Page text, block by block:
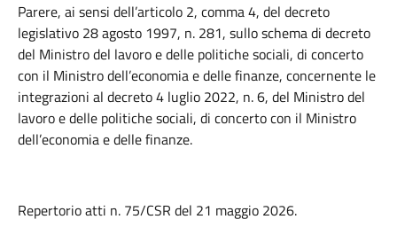
Parere, ai sensi dell’articolo 2, comma 4, del decreto
legislativo 28 agosto 1997, n. 281, sullo schema di decreto
del Ministro del lavoro e delle politiche sociali, di concerto
con il Ministro dell’economia e delle finanze, concernente le
integrazioni al decreto 4 luglio 2022, n. 6, del Ministro del
lavoro e delle politiche sociali, di concerto con il Ministro
dell’economia e delle finanze.
Repertorio atti n. 75/CSR del 21 maggio 2026.